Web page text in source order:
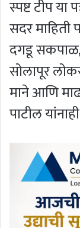
स्पष्ट टीप
सदर माहिती
दगडू
सोलापूर
माने आणि
पाटील